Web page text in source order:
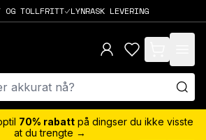
OG TOLLFRITT LYNRASK LEVERING
items in cart,
70% rabatt på dingser du ikke visste
at du trengte →